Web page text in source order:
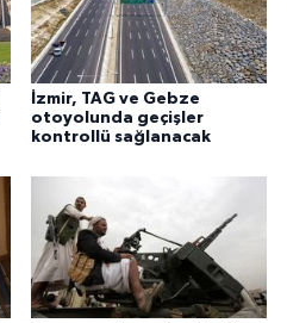
İzmir, TAG ve Gebze
otoyolunda geçişler
kontrollü sağlanacak